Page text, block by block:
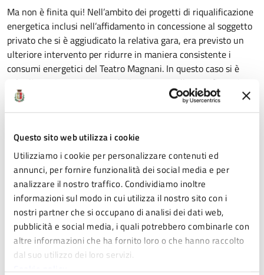
Questo sito web utilizza i cookie
Utilizziamo i cookie per personalizzare contenuti ed
annunci, per fornire funzionalità dei social media e per
analizzare il nostro traffico. Condividiamo inoltre
informazioni sul modo in cui utilizza il nostro sito con i
nostri partner che si occupano di analisi dei dati web,
pubblicità e social media, i quali potrebbero combinarle con
altre informazioni che ha fornito loro o che hanno raccolto
dal suo utilizzo dei loro servizi.
Ma non è finita qui! Nell’ambito dei progetti di riqualificazione
energetica inclusi nell’affidamento in concessione al soggetto
privato che si è aggiudicato la relativa gara, era previsto un
ulteriore intervento per ridurre in maniera consistente i
consumi energetici del Teatro Magnani. In questo caso si è
colta l’occasione presentando il progetto nella specifica azione
del Piano Nazionale di Ripresa e Resilienza (Pnrr) e ottenendo
così un ulteriore finanziamento di 132 mila euro su un totale
Il Teatro Magnani è la casa dei fidentini
– ha concluso
‘assessore alla Cultura Maria Pia Bariggi–e gli interventi in
corso sono destinati a farla diventare una luogo ancora più
accogliente e sicuro. E’ per me motivo di grande soddisfazione
essere riusciti a farlo senza interrompere le numerosissime attività
programmate al suo interno. Un segno di profonda attenzione
verso tutte le realtà che apportano linfa vitale al tessuto culturale
della nostra città”.